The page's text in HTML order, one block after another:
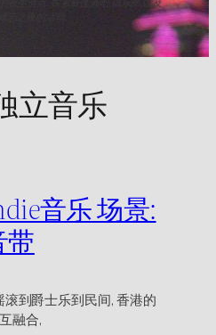
立音乐
音乐 场景:
带
到爵士乐到民间, 香港的
融合,